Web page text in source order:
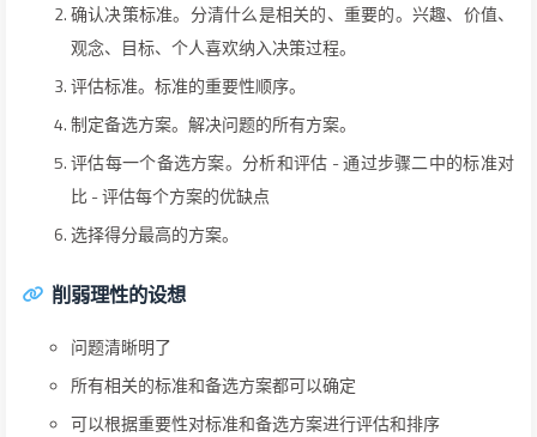
确认决策标准。分清什么是相关的、重要的。兴趣、价值、
观念、目标、个人喜欢纳入决策过程。
评估标准。标准的重要性顺序。
制定备选方案。解决问题的所有方案。
评估每一个备选方案。分析和评估 - 通过步骤二中的标准对
比 - 评估每个方案的优缺点
选择得分最高的方案。
削弱理性的设想
问题清晰明了
所有相关的标准和备选方案都可以确定
可以根据重要性对标准和备选方案进行评估和排序